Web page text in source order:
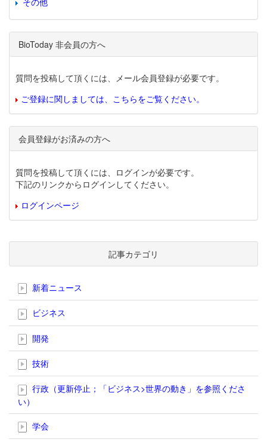
BioToday 非会員の方へ
質問を投稿して頂くには、メール会員登録が必要です。
ご登録に関しましては、こちらをご覧ください。
会員登録がお済みの方へ
質問を投稿して頂くには、ログインが必要です。
下記のリンクからログインしてください。
ログインページ
記事カテゴリ
新着ニュース
ビジネス
開発
技術
行政（更新停止；「ビジネス>世界の動き」を参照くださ
い）
学会